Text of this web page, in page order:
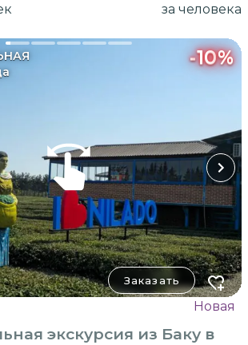
за человека
-10%
Заказать
Новая
экскурсия из Баку в